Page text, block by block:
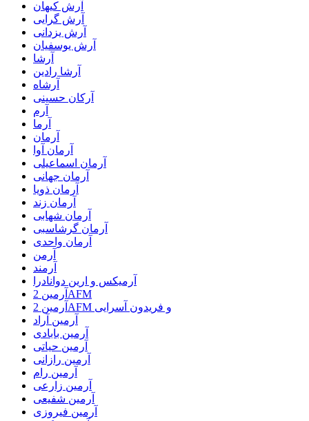
آرش کیهان
آرش گرایی
آرش یزدانی
آرش یوسفیان
آرشا
آرشا رادین
آرشاه
آرکان حسینی
آرم
آرما
آرمان
آرمان آوا
آرمان اسماعیلی
آرمان جهانی
آرمان ذویا
آرمان زند
آرمان شهابی
آرمان گرشاسبی
آرمان واحدی
آرمن
آرمند
آرمیکس و ارین دوانادرا
آرمین 2AFM
آرمین 2AFM و فریدون آسرایی
آرمین آراد
آرمین بابادی
آرمین حیاتی
آرمین رازانی
آرمین رام
آرمین زارعی
آرمین شفیعی
آرمین فیروزی